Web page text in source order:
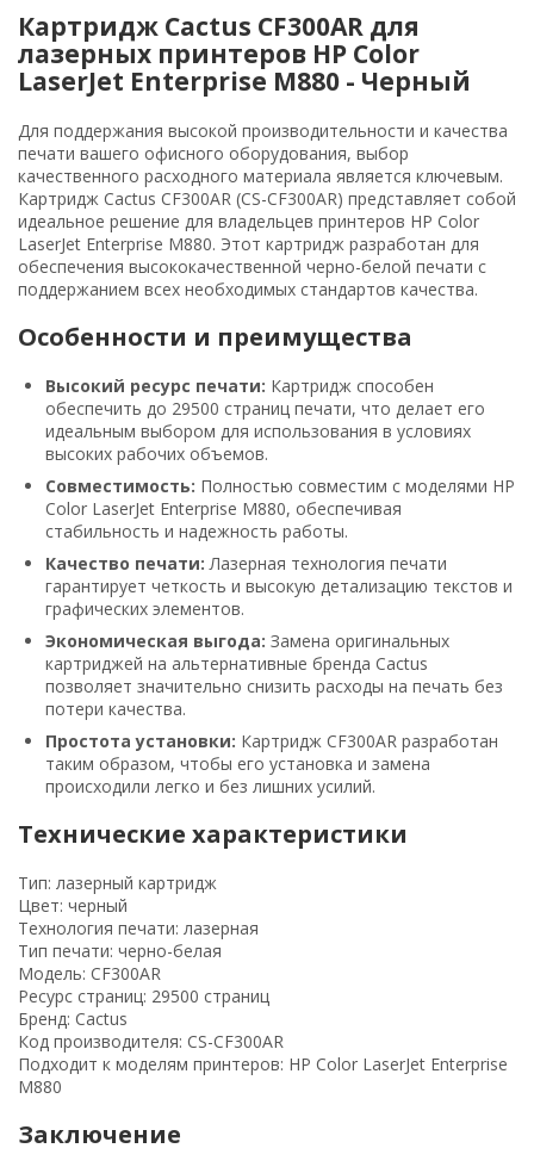
Картридж Cactus CF300AR для
лазерных принтеров HP Color
LaserJet Enterprise M880 - Черный
Для поддержания высокой производительности и качества
печати вашего офисного оборудования, выбор
качественного расходного материала является ключевым.
Картридж Cactus CF300AR (CS-CF300AR) представляет собой
идеальное решение для владельцев принтеров HP Color
LaserJet Enterprise M880. Этот картридж разработан для
обеспечения высококачественной черно-белой печати с
поддержанием всех необходимых стандартов качества.
Особенности и преимущества
Высокий ресурс печати: Картридж способен
обеспечить до 29500 страниц печати, что делает его
идеальным выбором для использования в условиях
высоких рабочих объемов.
Совместимость: Полностью совместим с моделями HP
Color LaserJet Enterprise M880, обеспечивая
стабильность и надежность работы.
Качество печати: Лазерная технология печати
гарантирует четкость и высокую детализацию текстов и
графических элементов.
Экономическая выгода: Замена оригинальных
картриджей на альтернативные бренда Cactus
позволяет значительно снизить расходы на печать без
потери качества.
Простота установки: Картридж CF300AR разработан
таким образом, чтобы его установка и замена
происходили легко и без лишних усилий.
Технические характеристики
Тип: лазерный картридж
Цвет: черный
Технология печати: лазерная
Тип печати: черно-белая
Модель: CF300AR
Ресурс страниц: 29500 страниц
Бренд: Cactus
Код производителя: CS-CF300AR
Подходит к моделям принтеров: HP Color LaserJet Enterprise
M880
Заключение